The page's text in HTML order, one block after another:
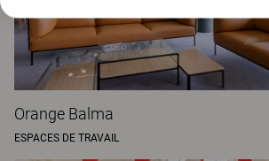
Orange Balma
ESPACES DE TRAVAIL